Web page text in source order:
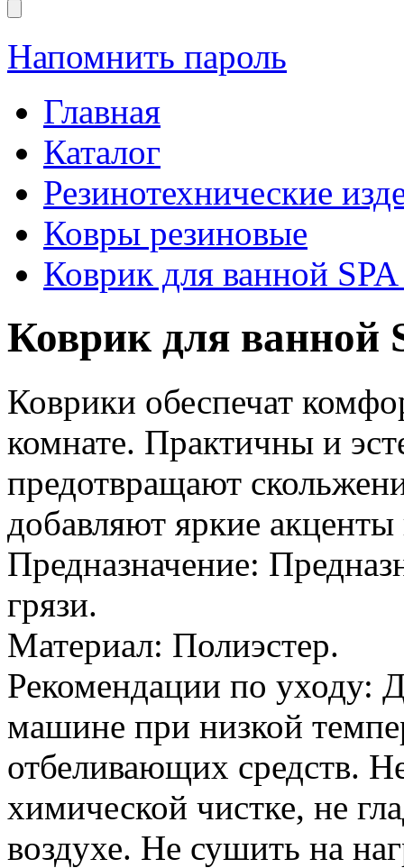
Напомнить пароль
Главная
Каталог
Резинотехнические
Ковры резиновые
Коврик для ванной
Коврик для ванной
Коврики обеспечат
комнате. Практичны и
предотвращают
добавляют яркие
Предназначение:
грязи.
Материал: Полиэстер.
Рекомендации по уходу:
машине при низкой
отбеливающих средств.
химической чистке, не
воздухе. Не сушить на